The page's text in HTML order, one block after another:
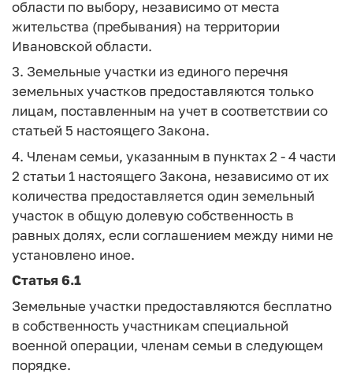
области по выбору, независимо от места
жительства (пребывания) на территории
Ивановской области.
3. Земельные участки из единого перечня
земельных участков предоставляются только
лицам, поставленным на учет в соответствии со
статьей 5 настоящего Закона.
4. Членам семьи, указанным в пунктах 2 - 4 части
2 статьи 1 настоящего Закона, независимо от их
количества предоставляется один земельный
участок в общую долевую собственность в
равных долях, если соглашением между ними не
установлено иное.
Статья 6.1
Земельные участки предоставляются бесплатно
в собственность участникам специальной
военной операции, членам семьи в следующем
порядке.